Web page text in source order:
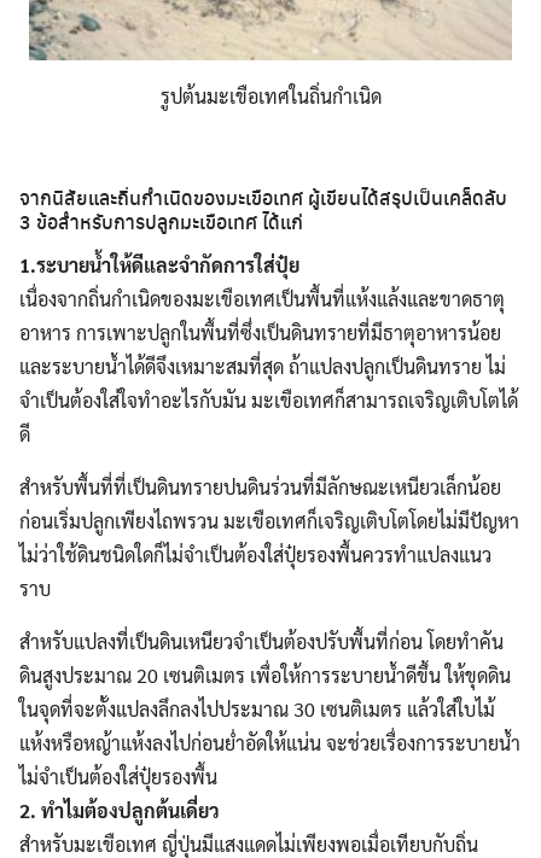
รูปต้นมะเขือเทศในถิ่นกำเนิด
จากนิสัยและถิ่นกำเนิดของมะเขือเทศ ผู้เขียนได้สรุปเป็นเคล็ดลับ
3 ข้อสำหรับการปลูกมะเขือเทศ ได้แก่
1.ระบายน้ำให้ดีและจำกัดการใส่ปุ๋ย
เนื่องจากถิ่นกำเนิดของมะเขือเทศเป็นพื้นที่แห้งแล้งและขาดธาตุ
อาหาร การเพาะปลูกในพื้นที่ซึ่งเป็นดินทรายที่มีธาตุอาหารน้อย
และระบายน้ำได้ดีจึงเหมาะสมที่สุด ถ้าแปลงปลูกเป็นดินทราย ไม่
จำเป็นต้องใส่ใจทำอะไรกับมัน มะเขือเทศก็สามารถเจริญเติบโตได้
ดี
สำหรับพื้นที่ที่เป็นดินทรายปนดินร่วนที่มีลักษณะเหนียวเล็กน้อย
ก่อนเริ่มปลูกเพียงไถพรวน มะเขือเทศก็เจริญเติบโตโดยไม่มีปัญหา
ไม่ว่าใช้ดินชนิดใดก็ไม่จำเป็นต้องใส่ปุ๋ยรองพื้นควรทำแปลงแนว
ราบ
สำหรับแปลงที่เป็นดินเหนียวจำเป็นต้องปรับพื้นที่ก่อน โดยทำคัน
ดินสูงประมาณ 20 เซนติเมตร เพื่อให้การระบายน้ำดีขึ้น ให้ขุดดิน
ในจุดที่จะตั้งแปลงลึกลงไปประมาณ 30 เซนติเมตร แล้วใส่ใบไม้
แห้งหรือหญ้าแห้งลงไปก่อนย่ำอัดให้แน่น จะช่วยเรื่องการระบายน้ำ
ไม่จำเป็นต้องใส่ปุ๋ยรองพื้น
2. ทำไมต้องปลูกต้นเดี่ยว
สำหรับมะเขือเทศ ญี่ปุ่นมีแสงแดดไม่เพียงพอเมื่อเทียบกับถิ่น